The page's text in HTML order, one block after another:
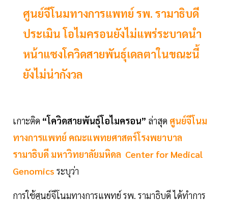
ศูนย์จีโนมทางการแพทย์ รพ. รามาธิบดี
ประเมิน โอไมครอนยังไม่แพร่ระบาดนำ
หน้าแซงโควิดสายพันธุ์เดลตาในขณะนี้
ยังไม่น่ากังวล
เกาะติด “โควิดสายพันธุ์โอไมครอน” ล่าสุด ศูนย์จีโนม
ทางการแพทย์ คณะแพทยศาสตร์โรงพยาบาล
รามาธิบดี มหาวิทยาลัยมหิดล Center for Medical
Genomics ระบุว่า
การใช้ศูนย์จีโนมทางการแพทย์ รพ. รามาธิบดี ได้ทำการ